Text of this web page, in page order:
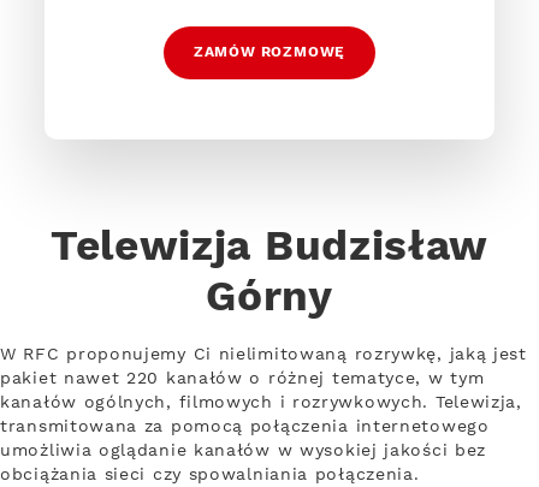
ZAMÓW ROZMOWĘ
Telewizja Budzisław
Górny
W RFC proponujemy Ci nielimitowaną rozrywkę, jaką jest
pakiet nawet 220 kanałów o różnej tematyce, w tym
kanałów ogólnych, filmowych i rozrywkowych. Telewizja,
transmitowana za pomocą połączenia internetowego
umożliwia oglądanie kanałów w wysokiej jakości bez
obciążania sieci czy spowalniania połączenia.